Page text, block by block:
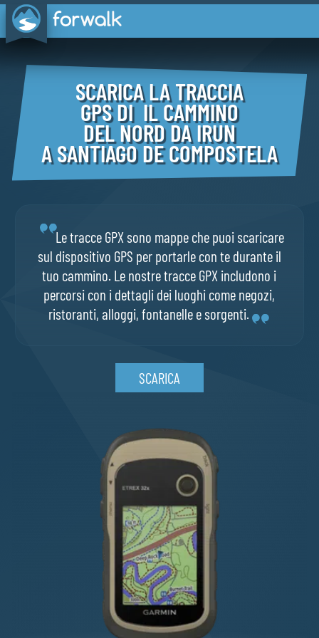
SCARICA LA TRACCIA
GPS DI IL CAMMINO
DEL NORD DA IRUN
A SANTIAGO DE COMPOSTELA
Le tracce GPX sono mappe che puoi scaricare
sul dispositivo GPS per portarle con te durante il
tuo cammino. Le nostre tracce GPX includono i
percorsi con i dettagli dei luoghi come negozi,
ristoranti, alloggi, fontanelle e sorgenti.
SCARICA